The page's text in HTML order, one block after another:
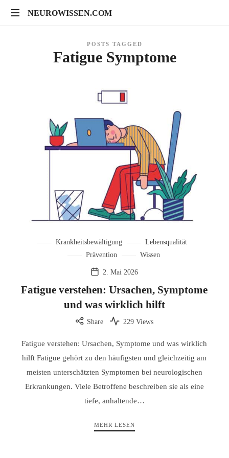
NEUROWISSEN.COM
NEUROWISSEN.COM
Gehirngesundheit,
POSTS TAGGED
Fatigue Symptome
Krankheitsbewältigung
Lebensqualität
Prävention
Wissen
2. Mai 2026
Fatigue verstehen: Ursachen, Symptome
und was wirklich hilft
Share 229 Views
Fatigue verstehen: Ursachen, Symptome und was wirklich
hilft Fatigue gehört zu den häufigsten und gleichzeitig am
meisten unterschätzten Symptomen bei neurologischen
Erkrankungen. Viele Betroffene beschreiben sie als eine
tiefe, anhaltende…
MEHR LESEN